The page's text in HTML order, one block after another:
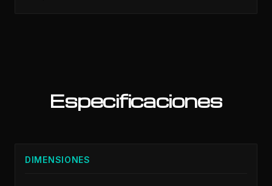
Especificaciones
DIMENSIONES